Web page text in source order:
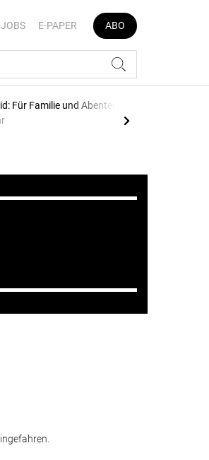
JOBS E-PAPER ABO
FLOTTENLÖSUNGEN
Für Familie und Abenteuer